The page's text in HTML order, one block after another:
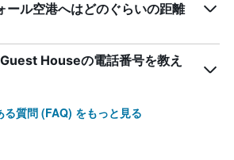
ール空港へはどのぐらいの距離
Houseの電話番号を教え
る質問 (FAQ) をもっと見る